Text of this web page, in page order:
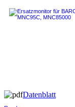
Datenblatt